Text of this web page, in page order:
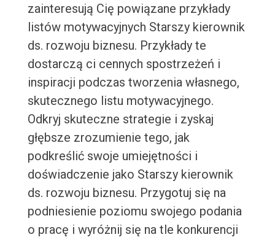
zainteresują Cię powiązane przykłady
listów motywacyjnych Starszy kierownik
ds. rozwoju biznesu. Przykłady te
dostarczą ci cennych spostrzeżeń i
inspiracji podczas tworzenia własnego,
skutecznego listu motywacyjnego.
Odkryj skuteczne strategie i zyskaj
głębsze zrozumienie tego, jak
podkreślić swoje umiejętności i
doświadczenie jako Starszy kierownik
ds. rozwoju biznesu. Przygotuj się na
podniesienie poziomu swojego podania
o pracę i wyróżnij się na tle konkurencji